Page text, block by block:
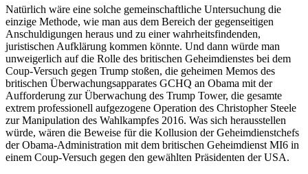
Natürlich wäre eine solche gemeinschaftliche Untersuchung die
einzige Methode, wie man aus dem Bereich der gegenseitigen
Anschuldigungen heraus und zu einer wahrheitsfindenden,
juristischen Aufklärung kommen könnte. Und dann würde man
unweigerlich auf die Rolle des britischen Geheimdienstes bei dem
Coup-Versuch gegen Trump stoßen, die geheimen Memos des
britischen Überwachungsapparates GCHQ an Obama mit der
Aufforderung zur Überwachung des Trump Tower, die gesamte
extrem professionell aufgezogene Operation des Christopher Steele
zur Manipulation des Wahlkampfes 2016. Was sich herausstellen
würde, wären die Beweise für die Kollusion der Geheimdienstchefs
der Obama-Administration mit dem britischen Geheimdienst MI6 in
einem Coup-Versuch gegen den gewählten Präsidenten der USA.